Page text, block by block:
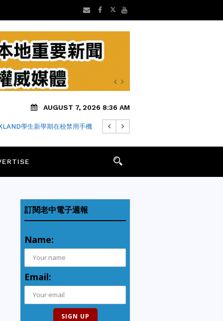
AUGUST 7, 2026 8:36 AM
學生新學期在校禁用手機
訂閱老中電子週報
Name:
Email: